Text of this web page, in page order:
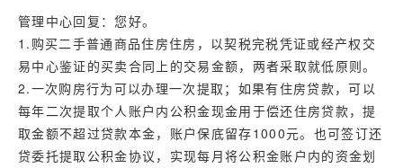
管理中心回复：您好。
1.购买二手普通商品住房住房，以契税完税凭证或经产权交
易中心鉴证的买卖合同上的交易金额，两者采取就低原则。
2.一次购房行为可以办理一次提取；如果有住房贷款，可以
每年二次提取个人账户内公积金现金用于偿还住房贷款，提
取金额不超过贷款本金，账户保底留存1000元。也可签订还
贷委托提取公积金协议，实现每月将公积金账户内的资金划